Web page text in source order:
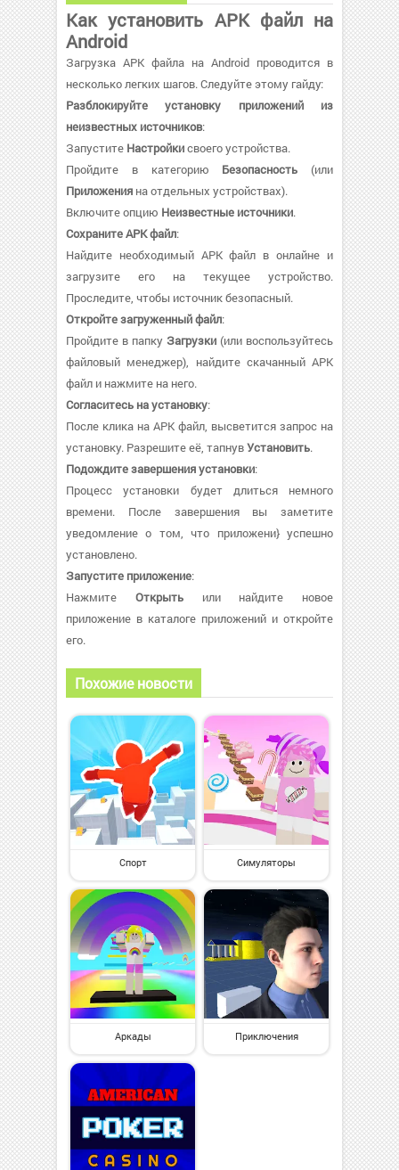
Как установить APK файл на
Android
Загрузка APK файла на Android проводится в
несколько легких шагов. Следуйте этому гайду:
Разблокируйте установку приложений из
неизвестных источников:
Запустите Настройкисвоего устройства.
Пройдите в категорию Безопасность (или
Приложения на отдельных устройствах).
Включите опцию Неизвестные источники.
Сохраните APK файл:
Найдите необходимый APK файл в онлайне и
загрузите его на текущее устройство.
Проследите, чтобы источник безопасный.
Откройте загруженный файл:
Пройдите в папку Загрузки (или воспользуйтесь
файловый менеджер), найдите скачанный APK
файл и нажмите на него.
Согласитесь на установку:
После клика на APK файл, высветится запрос на
установку. Разрешите её, тапнувУстановить.
Подождите завершения установки:
Процесс установки будет длиться немного
времени. После завершения вы заметите
уведомление о том, что приложени} успешно
установлено.
Запустите приложение:
Нажмите Открытьили найдите новое
приложение в каталоге приложений и откройте
его.
Похожие новости
Спорт Симуляторы
Аркады Приключения